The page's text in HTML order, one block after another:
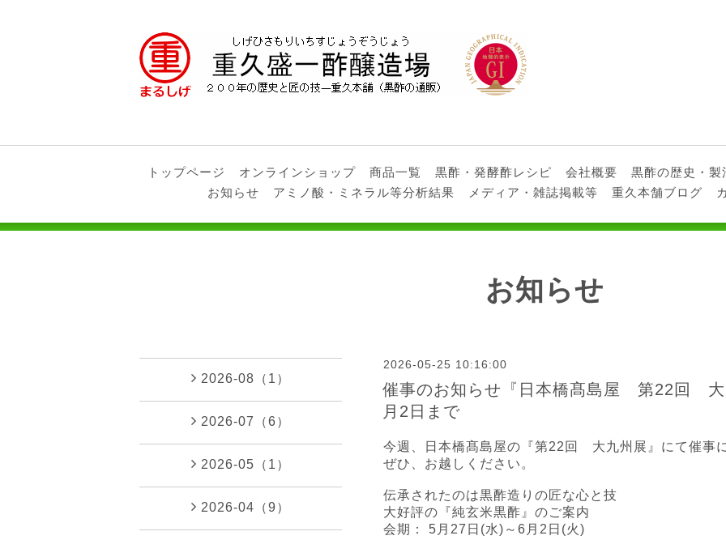
トップページ オンラインショップ 商品一覧 黒酢・発酵酢レシピ 会社概要 黒酢の歴史・製
お知らせ
アミノ酸・ミネラル等分析結果 メディア・雑誌掲載等 重久本舗ブログ
お知らせ
2026-05-25 10:16:00
催事のお知らせ『日本橋髙島屋 第22回 大
月2日まで
今週、日本橋髙島屋の『第22 回 大九州展』にて催事
ぜひ、お越しください。
伝承されたのは黒酢造りの匠な心と技
大好評の『純玄米黒酢』のご案内
会期：
5 月 27 日 (水) ～ 6 月 2 日 (火)
2026-08（1）
2026-07（6）
2026-05（1）
2026-04（9）